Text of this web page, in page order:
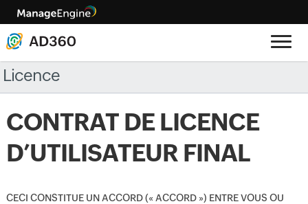
Licence
CONTRAT DE LICENCE
D’UTILISATEUR FINAL
CECI CONSTITUE UN ACCORD (« ACCORD ») ENTRE VOUS OU